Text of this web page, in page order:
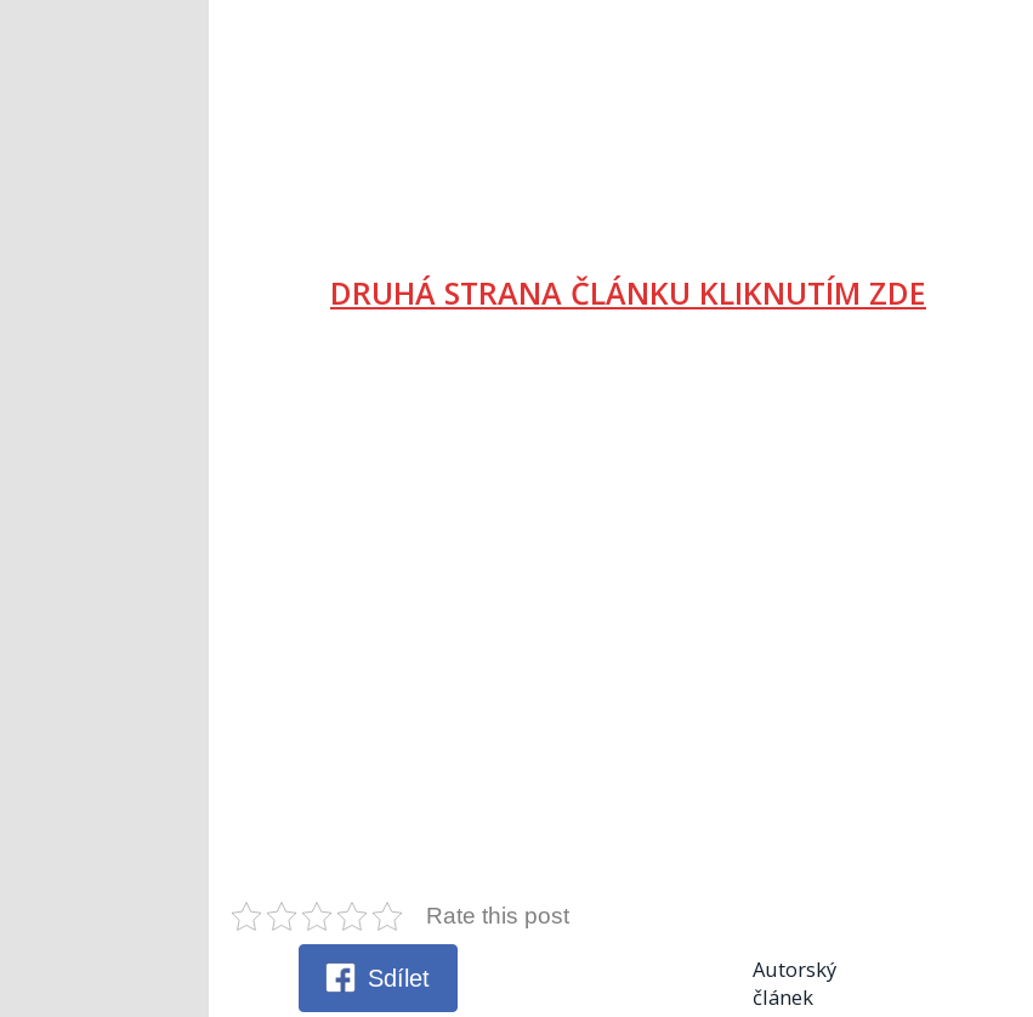
DRUHÁ STRANA ČLÁNKU KLIKNUTÍM ZDE
Rate this post
Sdílet
Autorský
článek